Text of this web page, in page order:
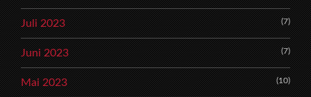
Juli 2023 (7)
Juni 2023 (7)
Mai 2023 (10)